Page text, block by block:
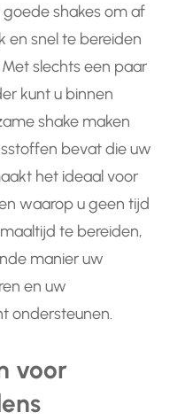
shakes om af
en snel te bereiden
slechts een paar
kunt u binnen
shake maken
bevat die uw
het ideaal voor
waarop u geen tijd
te bereiden,
manier uw
en uw
ondersteunen.
voor